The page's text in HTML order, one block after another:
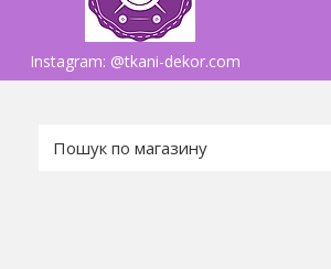
Instagram: @tkani-dekor.com